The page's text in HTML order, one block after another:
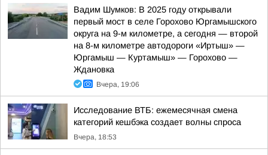
Вадим Шумков: В 2025 году открывали
первый мост в селе Горохово Юргамышского
округа на 9-м километре, а сегодня — второй
на 8-м километре автодороги «Иртыш» —
Юргамыш — Куртамыш» — Горохово —
Ждановка
Вчера, 19:06
Исследование ВТБ: ежемесячная смена
категорий кешбэка создает волны спроса
Вчера, 18:53